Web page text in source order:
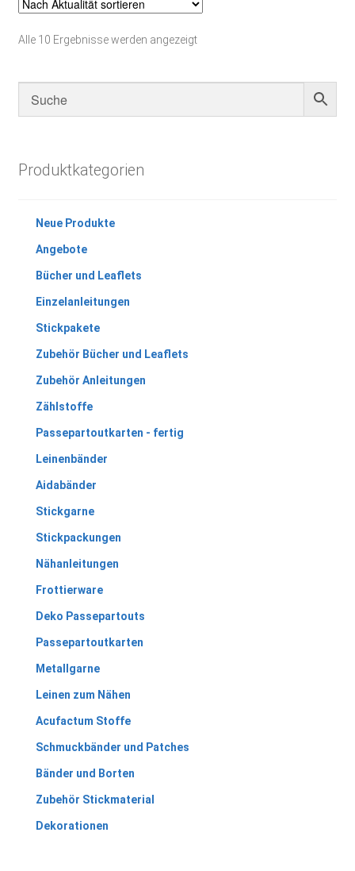
Alle 10 Ergebnisse werden angezeigtNach
Produktkategorien
Neue Produkte
Angebote
Bücher und Leaflets
Einzelanleitungen
Stickpakete
Zubehör Bücher und Leaflets
Zubehör Anleitungen
Zählstoffe
Passepartoutkarten - fertig
Leinenbänder
Aidabänder
Stickgarne
Stickpackungen
Nähanleitungen
Frottierware
Deko Passepartouts
Passepartoutkarten
Metallgarne
Leinen zum Nähen
Acufactum Stoffe
Schmuckbänder und Patches
Bänder und Borten
Zubehör Stickmaterial
Dekorationen